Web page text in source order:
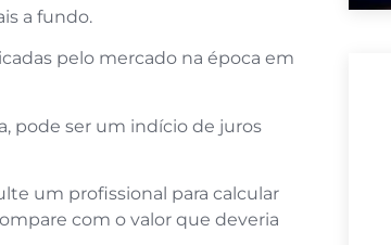
a fundo.
pelo mercado na época em
pode ser um indício de juros
um profissional para calcular
com o valor que deveria